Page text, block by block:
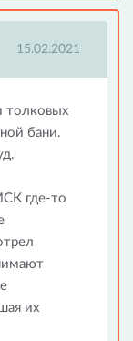
15.02.2021
толковых
бани.
где-то
их